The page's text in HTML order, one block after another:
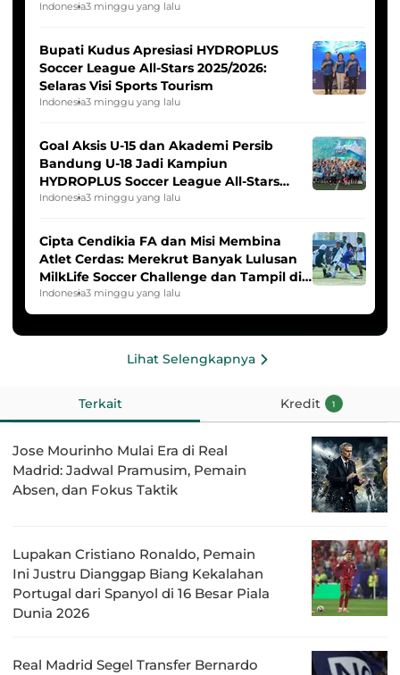
Indonesia Putri
Indonesia3 minggu yang lalu
Bupati Kudus Apresiasi HYDROPLUS
Soccer League All-Stars 2025/2026:
Selaras Visi Sports Tourism
Indonesia3 minggu yang lalu
Goal Aksis U-15 dan Akademi Persib
Bandung U-18 Jadi Kampiun
HYDROPLUS Soccer League All-Stars
2025/2026
Indonesia3 minggu yang lalu
Cipta Cendikia FA dan Misi Membina
Atlet Cerdas: Merekrut Banyak Lulusan
MilkLife Soccer Challenge dan Tampil di
HYDROPLUS Soccer League
Indonesia3 minggu yang lalu
Lihat Selengkapnya
Terkait Kredit 1
Jose Mourinho Mulai Era di Real
Madrid: Jadwal Pramusim, Pemain
Absen, dan Fokus Taktik
Lupakan Cristiano Ronaldo, Pemain
Ini Justru Dianggap Biang Kekalahan
Portugal dari Spanyol di 16 Besar Piala
Dunia 2026
Real Madrid Segel Transfer Bernardo